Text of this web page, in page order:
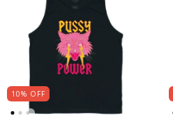
10% OFF